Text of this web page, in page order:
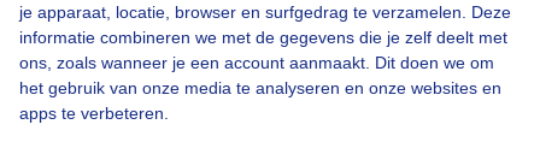
je apparaat, locatie, browser en surfgedrag te verzamelen. Deze
informatie combineren we met de gegevens die je zelf deelt met
ons, zoals wanneer je een account aanmaakt. Dit doen we om
het gebruik van onze media te analyseren en onze websites en
apps te verbeteren.
Bekijk slideshow